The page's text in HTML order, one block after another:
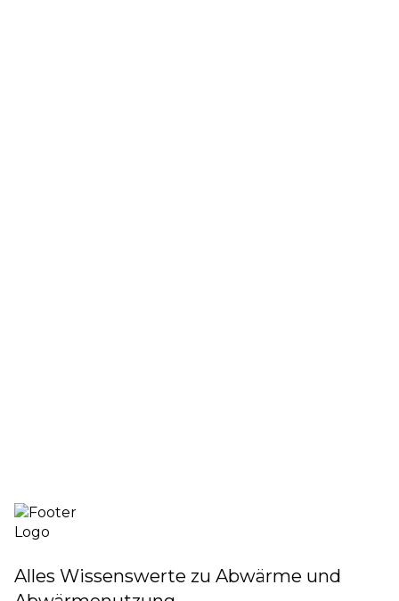
Alles Wissenswerte zu Abwärme und